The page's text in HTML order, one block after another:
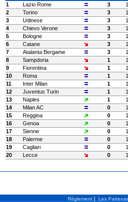
1
Lazio Rome 3
1
2
Torino 3
1
3
Udinese 3
1
4
Chievo Verone 3
1
5
Bologne 3
1
6
Catane 3
1
7
Atalanta Bergame 3
1
8
Sampdoria 1
1
9
Fiorentina 1
1
10
Roma 1
1
11
Inter Milan 1
1
12
Juventus Turin 1
1
13
Naples 1
1
14
Milan AC 0
1
15
Reggina 0
1
16
Genoa 0
1
17
Sienne 0
1
18
Palerme 0
1
19
Cagliari 0
1
20
Lecce 0 1
Règlement | Les